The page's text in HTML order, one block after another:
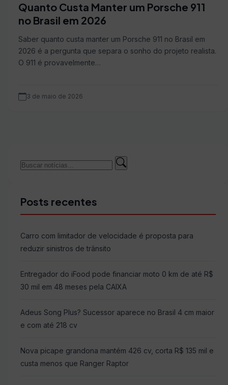
Quanto Custa Manter um Porsche 911
no Brasil em 2026
Saber quanto custa manter um Porsche 911 no Brasil em
2026 é a pergunta que separa o sonho do projeto realista.
O 911 é provavelmente…
3 de maio de 2026
Buscar
Buscar
Posts recentes
Carro com limitador de velocidade é proposta para
reduzir sinistros de trânsito
Entregador do iFood pode financiar moto 0 km de até R$
30 mil em 48 meses pela CAIXA
Adeus Song Plus? Sucessor aparece no Brasil 4 cm maior
e com até 218 cv
Nova picape grandona mantém 426 cv, corta R$ 135 mil e
custa menos que Ranger Raptor